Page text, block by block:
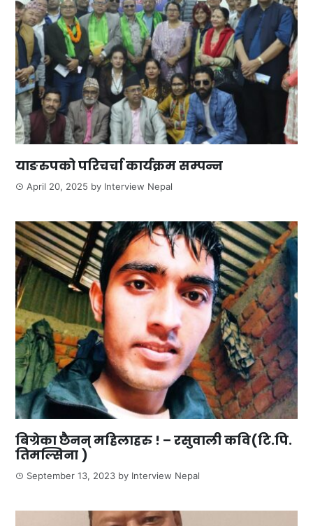
याङरुपको परिचर्चा कार्यक्रम सम्पन्न
April 20, 2025 by Interview Nepal
बिग्रेका छैनन् महिलाहरु ! – रसुवाली कवि(टि.पि.
तिमल्सिना )
September 13, 2023 by Interview Nepal